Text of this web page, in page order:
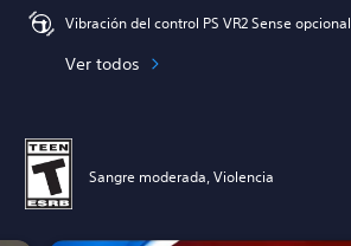
Vibración del control PS VR2 Sense opcional
Ver todos
Sangre moderada, Violencia